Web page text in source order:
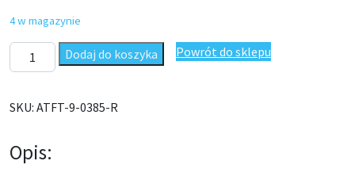
4 w magazynie
ilość Rezystor, opornik, sterownik wentylatora chłodnicy
Dodaj do koszyka Powrót do sklepu
SKU: ATFT-9-0385-R
Opis: